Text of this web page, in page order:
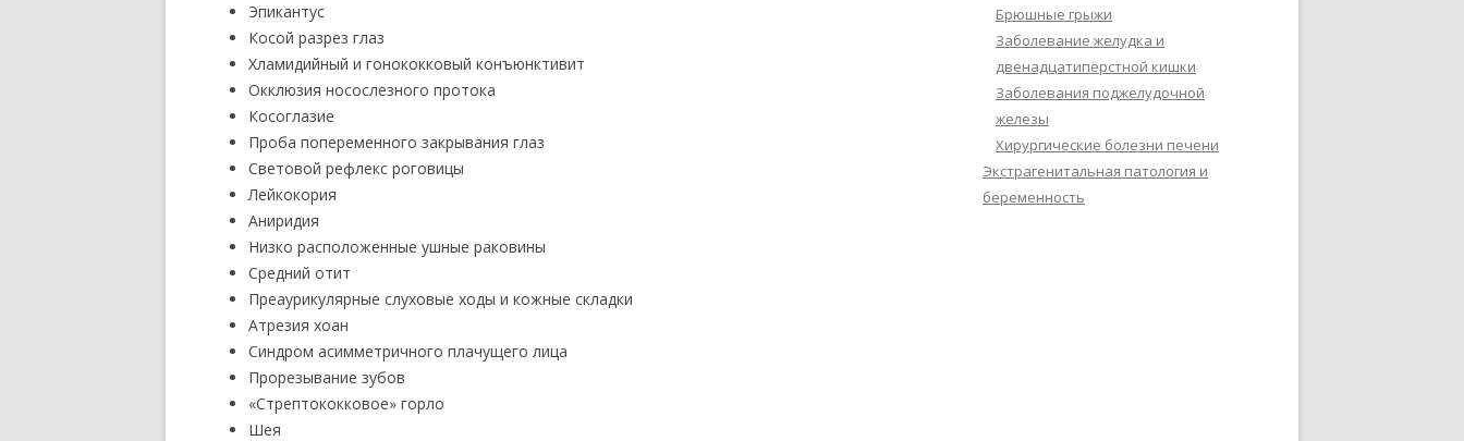
Эпикантус
Косой разрез глаз
Хламидийный и гонококковый конъюнктивит
Окклюзия носослезного протока
Косоглазие
Проба попеременного закрывания глаз
Световой рефлекс роговицы
Лейкокория
Аниридия
Низко расположенные ушные раковины
Средний отит
Преаурикулярные слуховые ходы и кожные складки
Атрезия хоан
Синдром асимметричного плачущего лица
Прорезывание зубов
«Стрептококковое» горло
Шея
Брюшные грыжи
Заболевание желудка и
двенадцатипёрстной кишки
Заболевания поджелудочной
железы
Хирургические болезни печени
Экстрагенитальная патология и
беременность